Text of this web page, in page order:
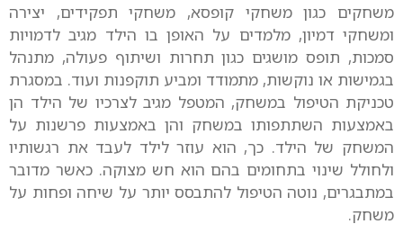
משחקים כגון משחקי קופסא, משחקי תפקידים, יצירה
ומשחקי דמיון, מלמדים על האופן בו הילד מגיב לדמויות
סמכות, תופס מושגים כגון תחרות ושיתוף פעולה, מתנהל
בגמישות או נוקשות, מתמודד ומביע תוקפנות ועוד. במסגרת
טכניקת הטיפול במשחק, המטפל מגיב לצרכיו של הילד הן
באמצעות השתתפותו במשחק והן באמצעות פרשנות על
המשחק של הילד. כך, הוא עוזר לילד לעבד את רגשותיו
ולחולל שינוי בתחומים בהם הוא חש מצוקה. כאשר מדובר
במתבגרים, נוטה הטיפול להתבסס יותר על שיחה ופחות על
משחק.